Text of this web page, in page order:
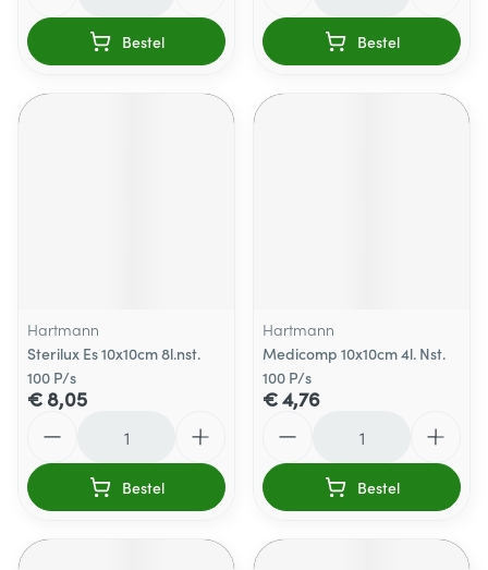
Bestel Bestel
Hartmann
Sterilux Es 10x10cm 8l.nst.
100 P/s
€ 8,05
Bestel
Hartmann
Medicomp 10x10cm 4l. Nst.
100 P/s
€ 4,76
Bestel